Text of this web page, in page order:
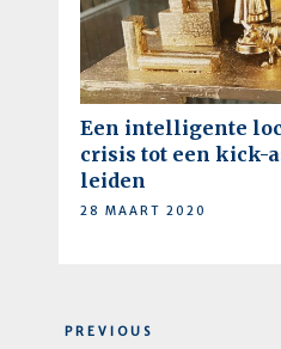
Een intelligente
crisis tot een kick-
leiden
28 MAART 2020
Berichtnavigatie
PREVIOUS